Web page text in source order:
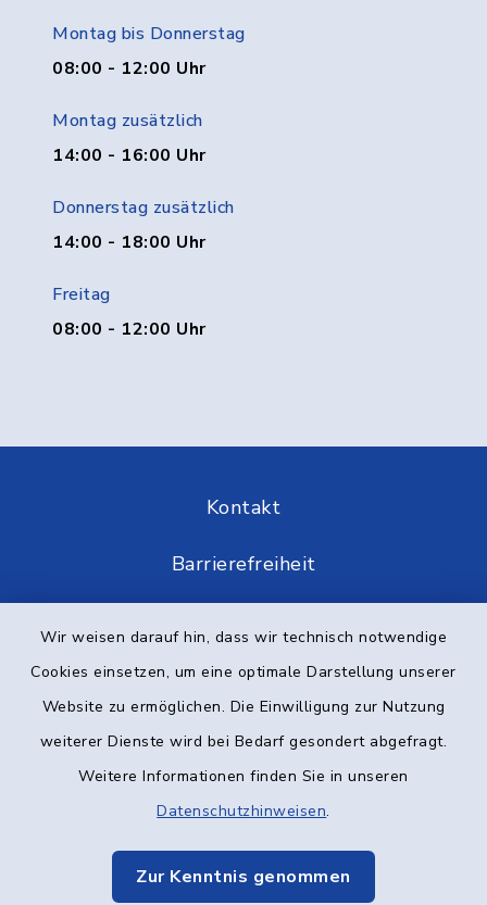
Wir weisen darauf hin, dass wir technisch notwendige
Cookies einsetzen, um eine optimale Darstellung unserer
Website zu ermöglichen. Die Einwilligung zur Nutzung
weiterer Dienste wird bei Bedarf gesondert abgefragt.
Weitere Informationen finden Sie in unseren
Datenschutzhinweisen.
Zur Kenntnis genommen
Montag bis Donnerstag
08:00 - 12:00 Uhr
Montag zusätzlich
14:00 - 16:00 Uhr
Donnerstag zusätzlich
14:00 - 18:00 Uhr
Freitag
08:00 - 12:00 Uhr
Kontakt
Barrierefreiheit
Impressum
Elektronische Kommunikation
Sitemap
Cookie-Einstellungen